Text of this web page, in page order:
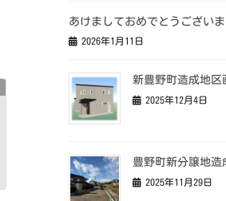
あけましておめでとうござい
2026年1月11日
新豊野町造成地区
2025年12月4日
豊野町新分譲地造
2025年11月29日